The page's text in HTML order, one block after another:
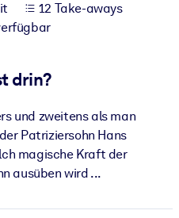
Wissen in Ihr LMS/LXP für
mit
Wissen, um die Ergebnisse
12 Take-aways
drin?
und zweitens als man
Patriziersohn Hans
magische Kraft der
ausüben wird ...